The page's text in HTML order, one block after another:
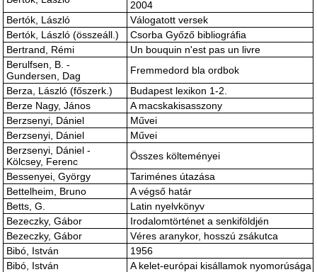
2004
Bertók, László
Válogatott versek
Bertók, László (összeáll.)
Csorba Győző bibliográfia
Bertrand, Rémi
Un bouquin n'est pas un livre
Berulfsen, B. -
Gundersen, Dag
Fremmedord bla ordbok
Berza, László (főszerk.)
Budapest lexikon 1-2.
Berze Nagy, János
A macskakisasszony
Berzsenyi, Dániel
Művei
Berzsenyi, Dániel
Művei
Berzsenyi, Dániel -
Kölcsey, Ferenc
Összes költeményei
Bessenyei, György
Tariménes útazása
Bettelheim, Bruno
A végső határ
Betts, G.
Latin nyelvkönyv
Bezeczky, Gábor
Irodalomtörténet a senkiföldjén
Bezeczky, Gábor
Véres aranykor, hosszú zsákutca
Bibó, István
1956
Bibó, István
A kelet-európai kisállamok nyomorúsága